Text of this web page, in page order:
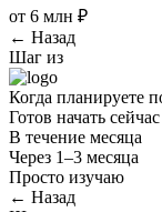
от 6 млн ₽
← Назад
Шаг из
Когда планируете
Готов начать сейчас
В течение месяца
Через 1–3 месяца
Просто изучаю
← Назад